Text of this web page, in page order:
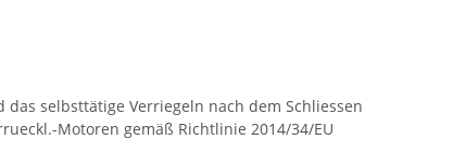
selbsttätige Verriegeln nach dem Schliessen
Motoren gemäß Richtlinie 2014/34/EU